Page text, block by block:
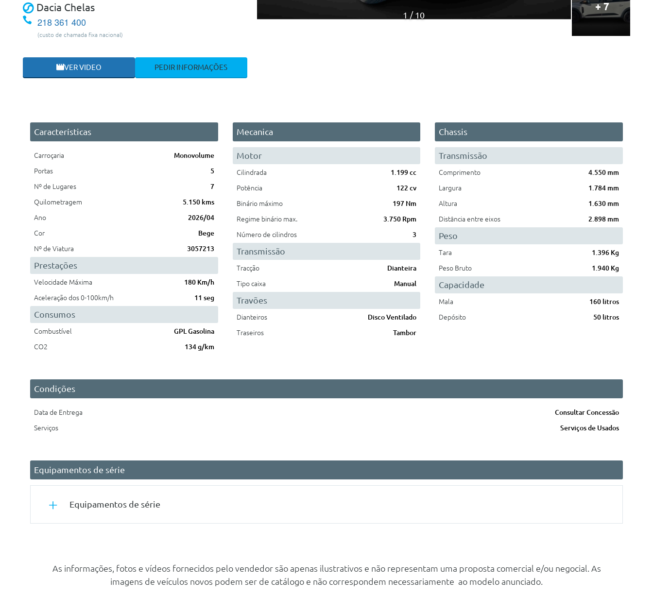
1 10
+ 7
Dacia Chelas
218 361 400
(custo de chamada fixa nacional)
VER VIDEO PEDIR INFORMAÇÕES
Características
Carroçaria
Monovolume
Portas
5
Nº de Lugares
7
Quilometragem
5.150 kms
Ano
2026/04
Cor
Bege
Nº de Viatura
3057213
Prestações
Velocidade Máxima
180 Km/h
Aceleração dos 0-100km/h
11 seg
Consumos
Combustível
GPL Gasolina
CO2
134 g/km
Mecanica
Motor
Cilindrada
1.199 cc
Potência
122 cv
Binário máximo
197 Nm
Regime binário max.
3.750 Rpm
Número de cilindros
3
Transmissão
Tracção
Dianteira
Tipo caixa
Manual
Travões
Dianteiros
Disco Ventilado
Traseiros
Tambor
Chassis
Transmissão
Comprimento
4.550 mm
Largura
1.784 mm
Altura
1.630 mm
Distância entre eixos
2.898 mm
Peso
Tara
1.396 Kg
Peso Bruto
1.940 Kg
Capacidade
Mala
160 litros
Depósito
50 litros
Condições
Data de Entrega
Consultar Concessão
Serviços
Serviços de Usados
Equipamentos de série
Equipamentos de série
Esp
Abs / Esp + Sistema De Ajuda Ao Arranque Em Subida
As informações, fotos e vídeos fornecidos pelo vendedor são apenas ilustrativos e não representam uma proposta comercial e/ou negocial. As
imagens de veículos novos podem ser de catálogo e não correspondem necessariamente ao modelo anunciado.